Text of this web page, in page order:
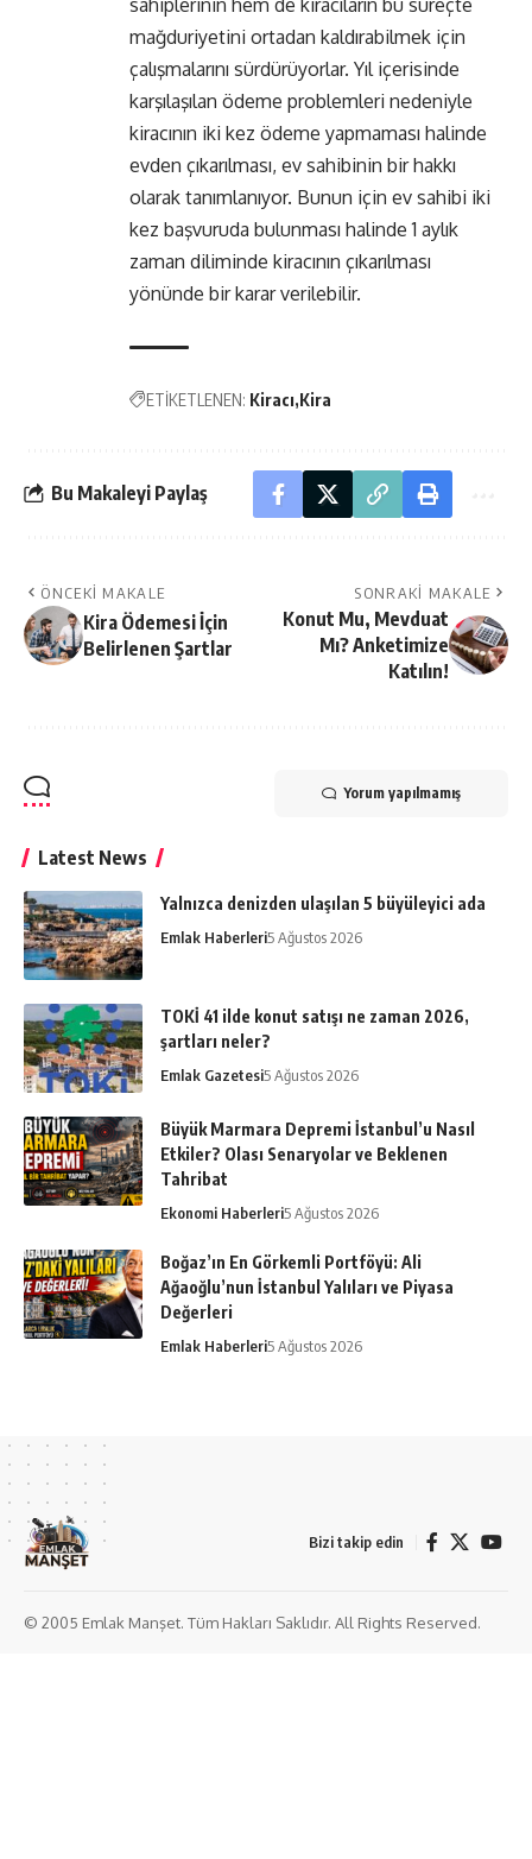
mağduriyetini ortadan kaldırabilmek için
çalışmalarını sürdürüyorlar. Yıl içerisinde
karşılaşılan ödeme problemleri nedeniyle
kiracının iki kez ödeme yapmaması halinde
evden çıkarılması, ev sahibinin bir hakkı
olarak tanımlanıyor. Bunun için ev sahibi iki
kez başvuruda bulunması halinde 1 aylık
zaman diliminde kiracının çıkarılması
yönünde bir karar verilebilir.
ETİKETLENEN: Kiracı Kira
Bu Makaleyi Paylaş
ÖNCEKI MAKALE
Kira Ödemesi İçin
Belirlenen Şartlar
SONRAKI MAKALE
Konut Mu, Mevduat
Mı? Anketimize
Katılın!
Yorum yapılmamış
Latest News
Yalnızca denizden ulaşılan 5 büyüleyici ada
Emlak Haberleri5 Ağustos 2026
TOKİ 41 ilde konut satışı ne zaman 2026,
şartları neler?
Emlak Gazetesi5 Ağustos 2026
Büyük Marmara Depremi İstanbul’u Nasıl
Etkiler? Olası Senaryolar ve Beklenen
Tahribat
Ekonomi Haberleri5 Ağustos 2026
Boğaz’ın En Görkemli Portföyü: Ali
Ağaoğlu’nun İstanbul Yalıları ve Piyasa
Değerleri
Emlak Haberleri5 Ağustos 2026
Bizi takip edin
© 2005 Emlak Manşet. Tüm Hakları Saklıdır. All Rights Reserved.